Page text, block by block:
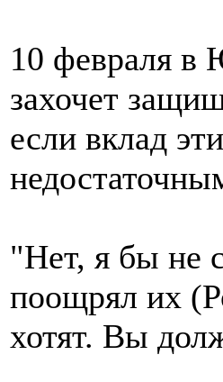
10 февраля в
захочет
если вклад
"Нет, я бы не
поощрял их
хотят. Вы